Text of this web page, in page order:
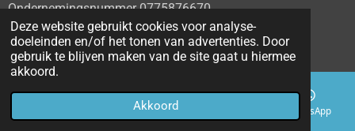
Deze website gebruikt cookies voor analyse-
doeleinden en/of het tonen van advertenties. Door
gebruik te blijven maken van de site gaat u hiermee
akkoord.
Akkoord
Ondernemingsnummer 0775876670
© 2020 - 2026 alecti.be
Powered byJouwWeb
Telefoonnummer WhatsApp